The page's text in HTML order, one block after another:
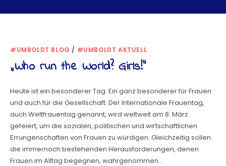
#UMBOLDT BLOG / #UMBOLDT AKTUELL
„Who run the World? Girls!“
Heute ist ein besonderer Tag. Ein ganz besonderer für Frauen
und auch für die Gesellschaft. Der Internationale Frauentag,
auch Weltfrauentag genannt, wird weltweit am 8. März
gefeiert, um die sozialen, politischen und wirtschaftlichen
Errungenschaften von Frauen zu würdigen. Gleichzeitig sollen
die immernoch bestehenden Herausforderungen, denen
Frauen im Alltag begegnen, wahrgenommen…